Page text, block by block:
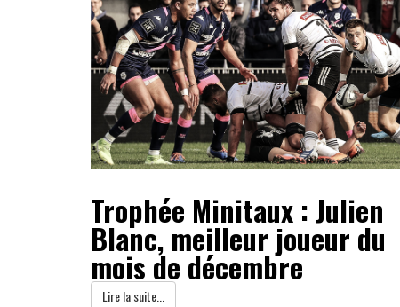
Trophée Minitaux : Julien
Blanc, meilleur joueur du
mois de décembre
Lire la suite...